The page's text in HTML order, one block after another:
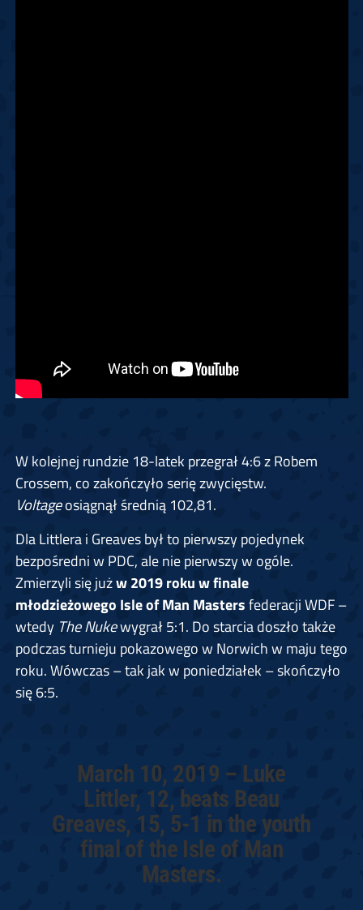
W kolejnej rundzie 18-latek przegrał 4:6 z Robem
Crossem, co zakończyło serię zwycięstw.
Voltageosiągnął średnią 102,81.
Dla Littlera i Greaves był to pierwszy pojedynek
bezpośredni w PDC, ale nie pierwszy w ogóle.
Zmierzyli się jużw 2019 roku w finale
młodzieżowego Isle of Man Mastersfederacji WDF –
wtedy The Nukewygrał 5:1. Do starcia doszło także
podczas turnieju pokazowego w Norwich w maju tego
roku. Wówczas – tak jak w poniedziałek – skończyło
się 6:5.
March 10, 2019 – Luke
Littler, 12, beats Beau
Greaves, 15, 5-1 in the youth
final of the Isle of Man
Masters.